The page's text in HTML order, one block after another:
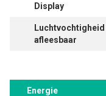
Display
Luchtvochtigheid
afleesbaar
Energie